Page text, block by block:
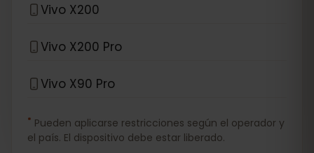
Vivo X200
Vivo X200 Pro
Vivo X90 Pro
* Pueden aplicarse restricciones según el operador y
el país. El dispositivo debe estar liberado.